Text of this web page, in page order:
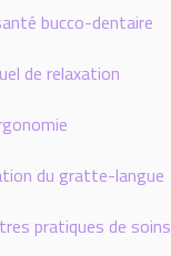
bucco-dentaire
de relaxation
du gratte-langue
pratiques de soins